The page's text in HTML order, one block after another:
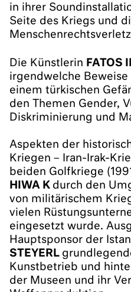
in ihrer
Seite des Kriegs und
Die Künstlerin FATOS
irgendwelche
einem türkischen
den Themen Gender,
Diskriminierung und
Aspekten der
Kriegen – Iran-Irak-
beiden Golfkriege
HIWA K durch den
von militärischem
vielen
eingesetzt wurde.
Hauptsponsor der
STEYERL
Kunstbetrieb und
der Museen und ihr